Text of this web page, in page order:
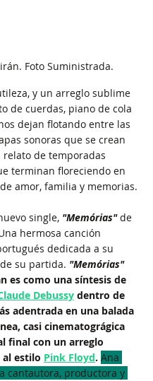
Foto Suministrada.
y un arreglo sublime
de cuerdas, piano de cola
dejan flotando entre las
sonoras que se crean
relato de temporadas
terminan floreciendo en
amor, familia y memorias.
single, "Memórias" de
hermosa canción
dedicada a su
su partida. "Memórias"
es como una síntesis de
Debussy dentro de
adentrada en una balada
casi cinematográgica
final con un arreglo
al estilo Pink Floyd. Ana
cantautora, productora y